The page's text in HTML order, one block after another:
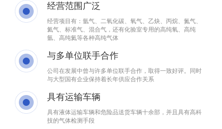
经营范围广泛
经营项目有：氩气、二氧化碳、氧气、乙炔、丙烷、氮气、
氦气、标准气、混合气，还有化验室专用的高纯氧、高纯
氩、高纯氦等各种高纯气体
与多单位联手合作
公司在发展中曾与许多单位联手合作，取得一致好评。同时
与大型国有企业保持着长年供应合作关系
具有运输车辆
具有液体运输车辆和危险品送货车辆十余部，并且具有高科
技的气体检测手段